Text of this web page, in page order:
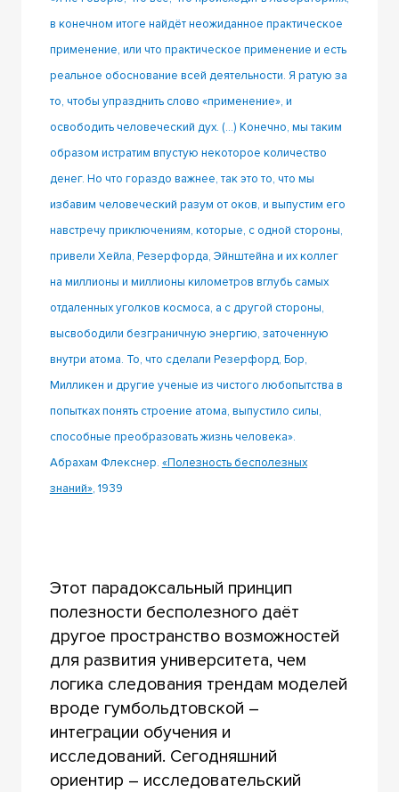
в конечном итоге найдёт неожиданное практическое
применение, или что практическое применение и есть
реальное обоснование всей деятельности. Я ратую за
то, чтобы упразднить слово «применение», и
освободить человеческий дух. (…) Конечно, мы таким
образом истратим впустую некоторое количество
денег. Но что гораздо важнее, так это то, что мы
избавим человеческий разум от оков, и выпустим его
навстречу приключениям, которые, с одной стороны,
привели Хейла, Резерфорда, Эйнштейна и их коллег
на миллионы и миллионы километров вглубь самых
отдаленных уголков космоса, а с другой стороны,
высвободили безграничную энергию, заточенную
внутри атома. То, что сделали Резерфорд, Бор,
Милликен и другие ученые из чистого любопытства в
попытках понять строение атома, выпустило силы,
способные преобразовать жизнь человека».
Абрахам Флекснер. «Полезность бесполезных
знаний», 1939
Этот парадоксальный принцип
полезности бесполезного даёт
другое пространство возможностей
для развития университета, чем
логика следования трендам моделей
вроде гумбольдтовской –
интеграции обучения и
исследований. Сегодняшний
ориентир – исследовательский